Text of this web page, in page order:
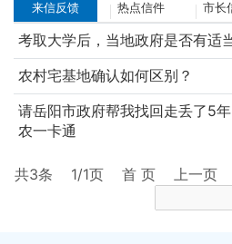
来信反馈 热点信件 市长
考取大学后，当地政府是否有适
农村宅基地确认如何区别？
请岳阳市政府帮我找回走丢了5
农一卡通
共3条 1/1页 首 页 上一页